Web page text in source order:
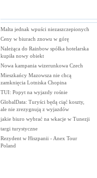
Malta jednak wpuści niezaszczepionych
Ceny w biurach znowu w górę
Należąca do Rainbow spółka hotelarska
kupiła nowy obiekt
Nowa kampania wizerunkowa Czech
Mieszkańcy Mazowsza nie chcą
zamknięcia Lotniska Chopina
TUI: Popyt na wyjazdy rośnie
GlobalData: Turyści będą ciąć koszty,
ale nie zrezygnują z wyjazdów
jakie biuro wybrać na wkacje w Tunezji
targi turystyczne
Rezydent w Hiszpanii - Anex Tour
Poland